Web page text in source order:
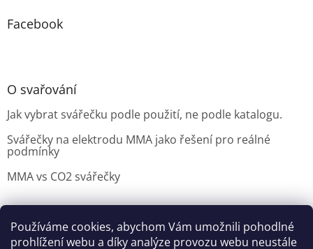
Používáme cookies, abychom Vám umožnili pohodlné
prohlížení webu a díky analýze provozu webu neustále
Facebook
O svařování
Jak vybrat svářečku podle použití, ne podle katalogu.
Svářečky na elektrodu MMA jako řešení pro reálné
podmínky
MMA vs CO2 svářečky
Možnosti doručení Nakupovani Možností platby
Výběr svářečky